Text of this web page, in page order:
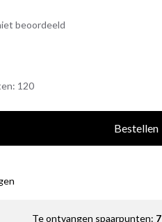
beoordeeld
120
Bestellen
Te ontvangen spaarpunten: 7